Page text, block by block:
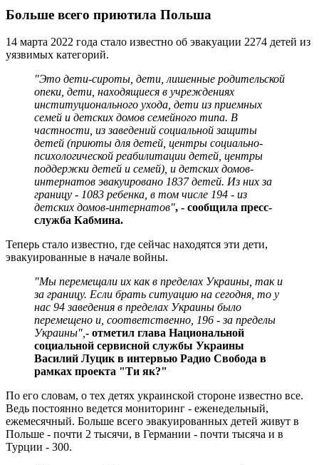
Больше всего приютила Польша
14 марта 2022 года стало известно об эвакуации 2274 детей из
уязвимых категорий.
"Это дети-сироты, дети, лишенные родительской
опеки, дети, находящиеся в учреждениях
институционального ухода, дети из приемных
семей и детских домов семейного типа. В
частности, из заведений социальной защиты
детей (приюты для детей, центры социально-
психологической реабилитации детей, центры
поддержки детей и семей), и детских домов-
интернатов эвакуировано 1837 детей. Из них за
границу - 1083 ребенка, в том числе 194 - из
детских домов-интернатов", - сообщила пресс-
служба Кабмина.
Теперь стало известно, где сейчас находятся эти дети,
эвакуированные в начале войны.
"Мы перемещали их как в пределах Украины, так и
за границу. Если брать ситуацию на сегодня, то у
нас 94 заведения в пределах Украины было
перемещено и, соответственно, 196 - за пределы
Украины",- отметил глава Национальной
социальной сервисной службы Украины
Василий Луцик в интервью Радио Свобода в
рамках проекта "Ти як?"
По его словам, о тех детях украинской стороне известно все.
Ведь постоянно ведется мониторинг - еженедельный,
ежемесячный. Больше всего эвакуированных детей живут в
Польше - почти 2 тысячи, в Германии - почти тысяча и в
Турции - 300.